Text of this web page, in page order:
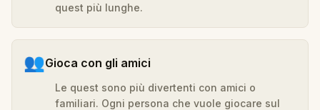
quest più lunghe.
👥Gioca con gli amici
Le quest sono più divertenti con amici o
familiari. Ogni persona che vuole giocare sul